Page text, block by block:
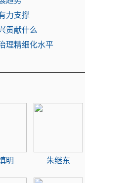
力支撑
贡献什么
理精细化水平
明 朱继东